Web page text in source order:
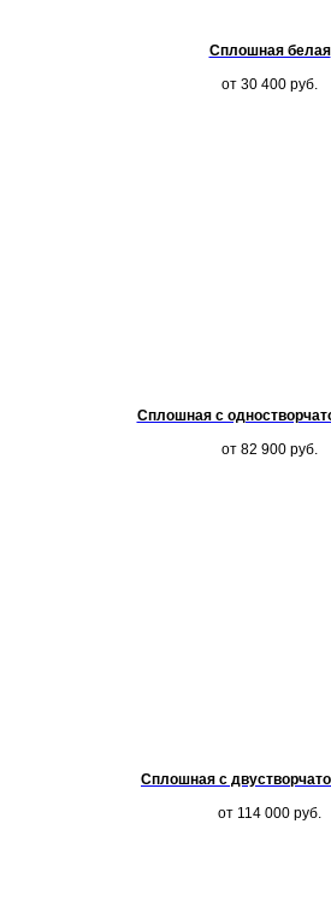
Сплошная белая
от 30 400 руб.
Сплошная с
от 82 900 руб.
Сплошная с
от 114 000 руб.